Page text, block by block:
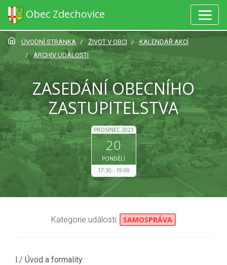
Obec Zdechovice
ÚVODNÍ STRÁNKA ŽIVOT V OBCI
KALENDÁŘ AKCÍ
ARCHIV UDÁLOSTÍ
ZASEDÁNÍ OBECNÍHO
ZASTUPITELSTVA
PROSINEC 2021
20
PONDĚLÍ
17:30
19:00
Kategorie události: SAMOSPRÁVA
I./ Úvod a formality